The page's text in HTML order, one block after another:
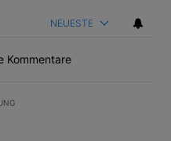
NEUESTE
Kommentare